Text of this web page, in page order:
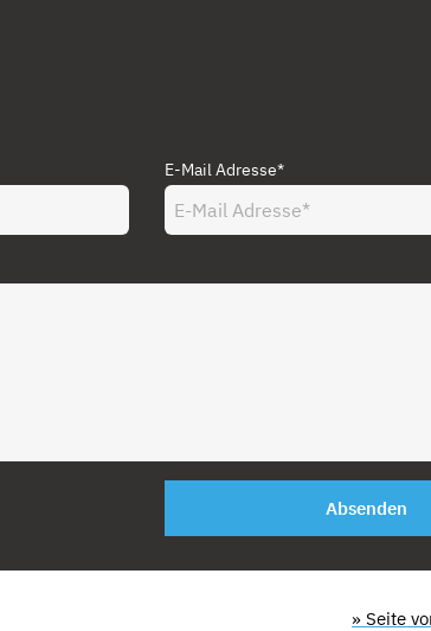
E-Mail Adresse*
Absenden
» Seite